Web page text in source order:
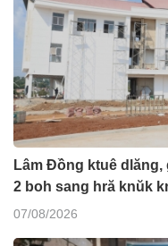
Lâm Đồng ktuê
2 boh sang hră knŭk
07/08/2026